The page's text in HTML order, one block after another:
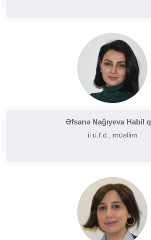
Əfsanə Nağıyeva Habil
il.ü.f.d., müəllim